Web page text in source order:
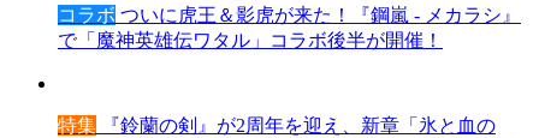
コラボ ついに虎王＆影虎が来た！『鋼嵐 - メカラシ』
で「魔神英雄伝ワタル」コラボ後半が開催！
特集 『鈴蘭の剣』が2周年を迎え、新章「氷と血の